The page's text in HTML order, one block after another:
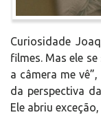
Curiosidade
filmes. Mas ele
a câmera me
da perspectiva
Ele abriu